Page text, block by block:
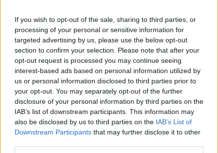
If you wish to opt-out of the sale, sharing to third parties, or
processing of your personal or sensitive information for
targeted advertising by us, please use the below opt-out
section to confirm your selection. Please note that after your
opt-out request is processed you may continue seeing
interest-based ads based on personal information utilized by
us or personal information disclosed to third parties prior to
your opt-out. You may separately opt-out of the further
disclosure of your personal information by third parties on the
IAB’s list of downstream participants. This information may
also be disclosed by us to third parties on the IAB’s List of
Downstream Participants that may further disclose it to other
2026. augusztus 09., vasárnap
Jövőre már nem kell elektromos
fűtőtest az óvoda tantermeibe
Székelyvarságon